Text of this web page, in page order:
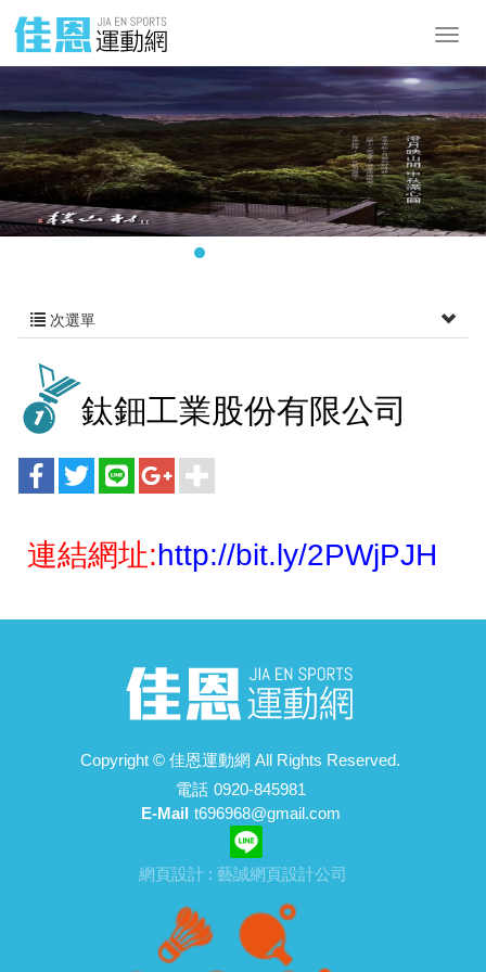
次選單
鈦鈿工業股份有限公司
連結網址:http://bit.ly/2PWjPJH
Copyright © 佳恩運動網 All Rights Reserved.
電話 0920-845981
E-Mail t696968@gmail.com
網頁設計 : 藝誠網頁設計公司